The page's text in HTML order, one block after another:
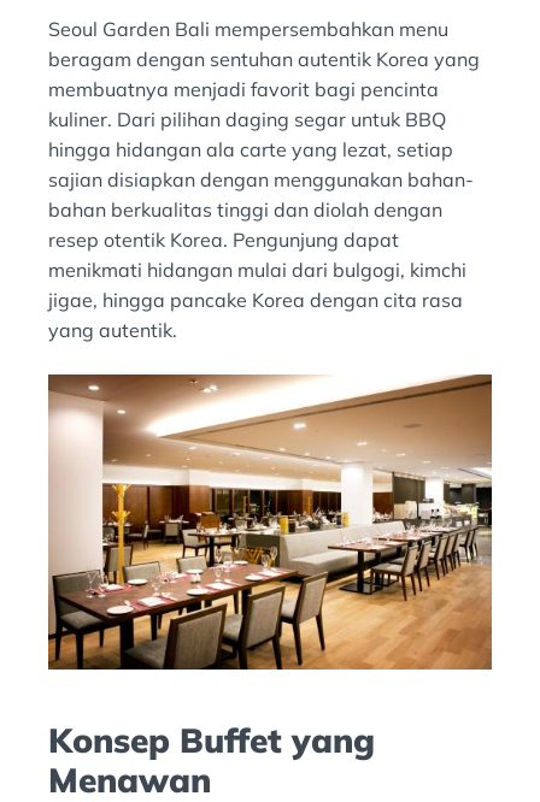
Seoul Garden Bali mempersembahkan menu
beragam dengan sentuhan autentik Korea yang
membuatnya menjadi favorit bagi pencinta
kuliner. Dari pilihan daging segar untuk BBQ
hingga hidangan ala carte yang lezat, setiap
sajian disiapkan dengan menggunakan bahan-
bahan berkualitas tinggi dan diolah dengan
resep otentik Korea. Pengunjung dapat
menikmati hidangan mulai dari bulgogi, kimchi
jigae, hingga pancake Korea dengan cita rasa
yang autentik.
Konsep Buffet yang
Menawan